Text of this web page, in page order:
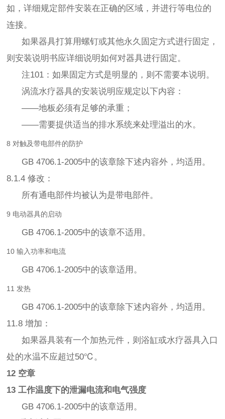
如，详细规定部件安装在正确的区域，并进行等电位的
连接。
如果器具打算用螺钉或其他永久固定方式进行固定，
则安装说明书应详细说明如何对器具进行固定。
注101：如果固定方式是明显的，则不需要本说明。
涡流水疗器具的安装说明应规定以下内容：
——地板必须有足够的承重；
——需要提供适当的排水系统来处理溢出的水。
8 对触及带电部件的防护
GB 4706.1-2005中的该章除下述内容外，均适用。
8.1.4 修改：
所有通电部件均被认为是带电部件。
9 电动器具的启动
GB 4706.1-2005中的该章不适用。
10 输入功率和电流
GB 4706.1-2005中的该章适用。
11 发热
GB 4706.1-2005中的该章除下述内容外，均适用。
11.8 增加：
如果器具装有一个加热元件，则浴缸或水疗器具入口
处的水温不应超过50℃。
12 空章
13 工作温度下的泄漏电流和电气强度
GB 4706.1-2005中的该章适用。